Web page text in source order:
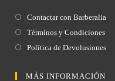
MÁS INFORMACIÓN
Contactar con Barberalia
Términos y Condiciones
Política de Devolusiones